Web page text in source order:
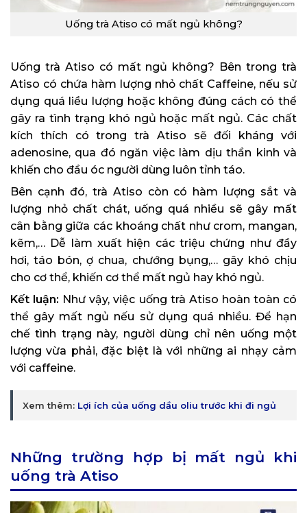
Uống trà Atiso có mất ngủ không?
Uống trà Atiso có mất ngủ không? Bên trong trà
Atiso có chứa hàm lượng nhỏ chất Caffeine, nếu sử
dụng quá liều lượng hoặc không đúng cách có thể
gây ra tình trạng khó ngủ hoặc mất ngủ. Các chất
kích thích có trong trà Atiso sẽ đối kháng với
adenosine, qua đó ngăn việc làm dịu thần kinh và
khiến cho đầu óc người dùng luôn tỉnh táo.
Bên cạnh đó, trà Atiso còn có hàm lượng sắt và
lượng nhỏ chất chát, uống quá nhiều sẽ gây mất
cân bằng giữa các khoáng chất như crom, mangan,
kẽm,… Dễ làm xuất hiện các triệu chứng như đầy
hơi, táo bón, ợ chua, chướng bụng,… gây khó chịu
cho cơ thể, khiến cơ thể mất ngủ hay khó ngủ.
Kết luận: Như vậy, việc uống trà Atiso hoàn toàn có
thể gây mất ngủ nếu sử dụng quá nhiều. Để hạn
chế tình trạng này, người dùng chỉ nên uống một
lượng vừa phải, đặc biệt là với những ai nhạy cảm
với caffeine.
Xem thêm: Lợi ích của uống dầu oliu trước khi đi ngủ
Những trường hợp bị mất ngủ khi
uống trà Atiso